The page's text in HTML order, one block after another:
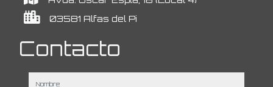
03581 Alfas del Pi
Contacto